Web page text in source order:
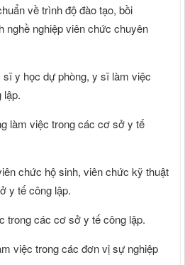
về trình độ đào tạo, bồi
nghề nghiệp viên chức chuyên
y học dự phòng, y sĩ làm việc
lập.
làm việc trong các cơ sở y tế
chức hộ sinh, viên chức kỹ thuật
y tế công lập.
trong các cơ sở y tế công lập.
việc trong các đơn vị sự nghiệp